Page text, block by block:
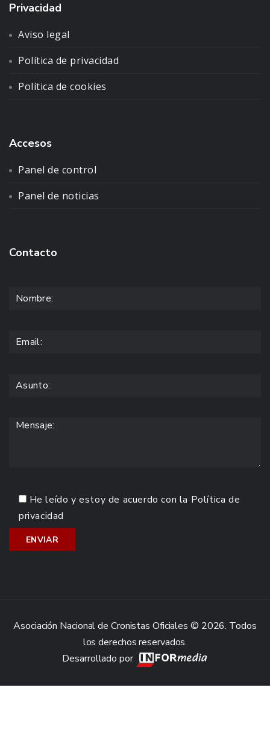
Privacidad
Aviso legal
Política de privacidad
Política de cookies
Accesos
Panel de control
Panel de noticias
Contacto
He leído y estoy de acuerdo con la Política de
privacidad
Asociación Nacional de Cronistas Oficiales © 2026. Todos
los derechos reservados.
Desarrollado por